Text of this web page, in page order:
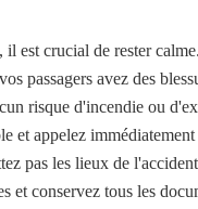
il est crucial de rester
passagers avez des
risque d'incendie ou
et appelez
pas les lieux de
et conservez tous les